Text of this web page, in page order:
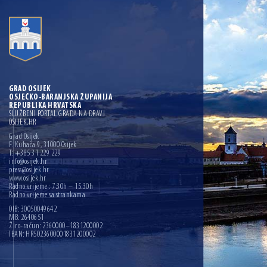
GRAD OSIJEK
OSJEČKO-BARANJSKA ŽUPANIJA
REPUBLIKA HRVATSKA
SLUŽBENI PORTAL GRADA NA DRAVI
OSIJEK.HR
Grad Osijek
F. Kuhača 9, 31000 Osijek
T: +385 31 229 229
info@osijek.hr
press@osijek.hr
www.osijek.hr
Radno vrijeme : 7:30h – 15:30h
Radno vrijeme sa strankama
OIB: 30050049642
MB: 2640651
Žiro-račun: 2360000–1831200002
IBAN: HR5023600001831200002